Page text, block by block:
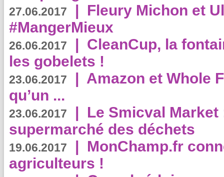
27.06.2017 | Fleury Michon et
#MangerMieux
26.06.2017 | CleanCup, la
les gobelets !
23.06.2017 | Amazon et Whole
qu’un ...
23.06.2017 | Le Smicval
supermarché des déchets
19.06.2017 | MonChamp.fr
agriculteurs !